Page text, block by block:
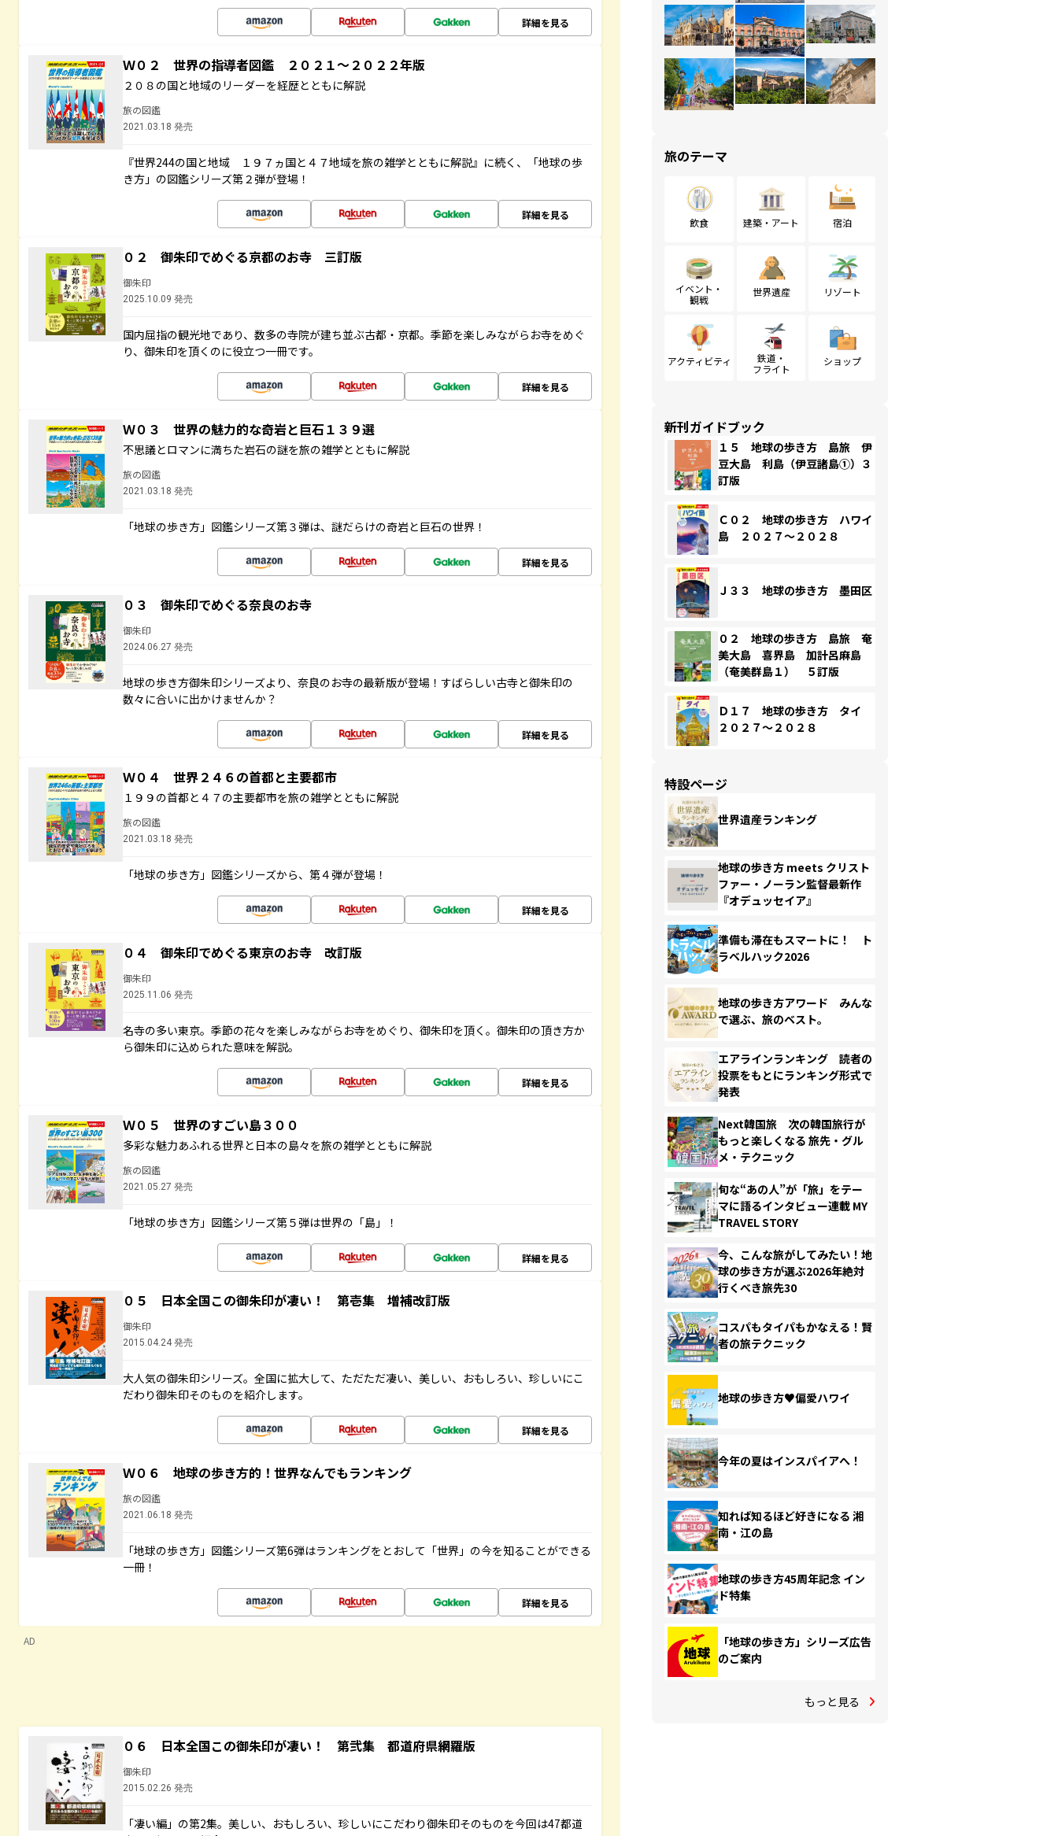
詳細を見る
Ｗ０２ 世界の指導者図鑑 ２０２１～２０２２年版
２０８の国と地域のリーダーを経歴とともに解説
旅の図鑑
2021.03.18 発売
『世界244の国と地域 １９７ヵ国と４７地域を旅の雑学とともに解説』に続く、「地球の歩
き方」の図鑑シリーズ第２弾が登場！
詳細を見る
０２ 御朱印でめぐる京都のお寺 三訂版
御朱印
2025.10.09 発売
国内屈指の観光地であり、数多の寺院が建ち並ぶ古都・京都。季節を楽しみながらお寺をめぐ
り、御朱印を頂くのに役立つ一冊です。
詳細を見る
Ｗ０３ 世界の魅力的な奇岩と巨石１３９選
不思議とロマンに満ちた岩石の謎を旅の雑学とともに解説
旅の図鑑
2021.03.18 発売
「地球の歩き方」図鑑シリーズ第３弾は、謎だらけの奇岩と巨石の世界！
詳細を見る
０３ 御朱印でめぐる奈良のお寺
御朱印
2024.06.27 発売
地球の歩き方御朱印シリーズより、奈良のお寺の最新版が登場！すばらしい古寺と御朱印の
数々に合いに出かけませんか？
詳細を見る
Ｗ０４ 世界２４６の首都と主要都市
１９９の首都と４７の主要都市を旅の雑学とともに解説
旅の図鑑
2021.03.18 発売
「地球の歩き方」図鑑シリーズから、第４弾が登場！
詳細を見る
０４ 御朱印でめぐる東京のお寺 改訂版
御朱印
2025.11.06 発売
名寺の多い東京。季節の花々を楽しみながらお寺をめぐり、御朱印を頂く。御朱印の頂き方か
ら御朱印に込められた意味を解説。
詳細を見る
Ｗ０５ 世界のすごい島３００
多彩な魅力あふれる世界と日本の島々を旅の雑学とともに解説
旅の図鑑
2021.05.27 発売
「地球の歩き方」図鑑シリーズ第５弾は世界の「島」！
詳細を見る
０５ 日本全国この御朱印が凄い！ 第壱集 増補改訂版
御朱印
2015.04.24 発売
大人気の御朱印シリーズ。全国に拡大して、ただただ凄い、美しい、おもしろい、珍しいにこ
だわり御朱印そのものを紹介します。
詳細を見る
Ｗ０６ 地球の歩き方的！世界なんでもランキング
旅の図鑑
2021.06.18 発売
「地球の歩き方」図鑑シリーズ第6弾はランキングをとおして「世界」の今を知ることができる
一冊！
詳細を見る
AD
０６ 日本全国この御朱印が凄い！ 第弐集 都道府県網羅版
御朱印
2015.02.26 発売
「凄い編」の第2集。美しい、おもしろい、珍しいにこだわり御朱印そのものを今回は47都道
旅のテーマ
飲食 建築・アート 宿泊
イベント・
観戦
世界遺産 リゾート
アクティビティ
鉄道・
フライト
ショップ
新刊ガイドブック
１５ 地球の歩き方 島旅 伊
豆大島 利島（伊豆諸島①）３
訂版
Ｃ０２ 地球の歩き方 ハワイ
島 ２０２７～２０２８
Ｊ３３ 地球の歩き方 墨田区
０２ 地球の歩き方 島旅 奄
美大島 喜界島 加計呂麻島
（奄美群島１） ５訂版
Ｄ１７ 地球の歩き方 タイ
２０２７～２０２８
特設ページ
世界遺産ランキング
地球の歩き方 meets クリスト
ファー・ノーラン監督最新作
『オデュッセイア』
準備も滞在もスマートに！ ト
ラベルハック2026
地球の歩き方アワード みんな
で選ぶ、旅のベスト。
エアラインランキング 読者の
投票をもとにランキング形式で
発表
Next韓国旅 次の韓国旅行が
もっと楽しくなる 旅先・グル
メ・テクニック
旬な“あの人”が「旅」をテー
マに語るインタビュー連載 MY
TRAVEL STORY
今、こんな旅がしてみたい！地
球の歩き方が選ぶ2026年絶対
行くべき旅先30
コスパもタイパもかなえる！賢
者の旅テクニック
地球の歩き方♥偏愛ハワイ
今年の夏はインスパイアへ！
知れば知るほど好きになる 湘
南・江の島
地球の歩き方45周年記念 イン
ド特集
「地球の歩き方」シリーズ広告
のご案内
もっと見る